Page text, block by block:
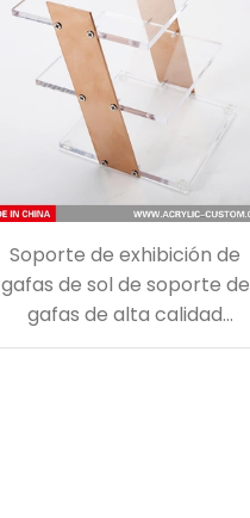
Soporte de exhibición de
gafas de sol de soporte de
gafas de alta calidad
personalizado